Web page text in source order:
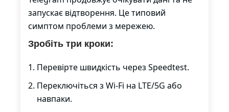
запускає відтворення. Це типовий
симптом проблеми з мережею.
Зробіть три кроки:
Перевірте швидкість через Speedtest.
Переключіться з Wi-Fi на LTE/5G або
навпаки.